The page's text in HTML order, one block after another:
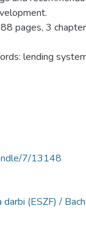
pages, 3
lending
7/13148
darbi (ESZF) /